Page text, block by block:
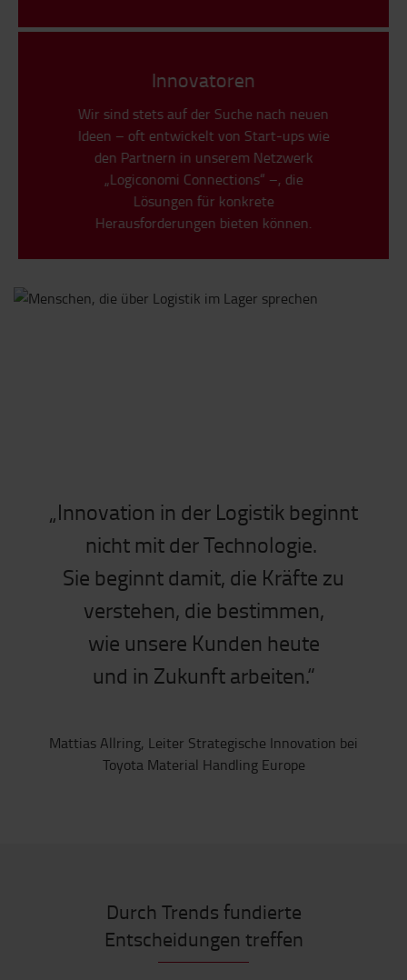
Innovatoren
Wir sind stets auf der Suche nach neuen
Ideen – oft entwickelt von Start-ups wie
den Partnern in unserem Netzwerk
„Logiconomi Connections“ –, die
Lösungen für konkrete
Herausforderungen bieten können.
„Innovation in der Logistik beginnt
nicht mit der Technologie.
Sie beginnt damit, die Kräfte zu
verstehen, die bestimmen,
wie unsere Kunden heute
und in Zukunft arbeiten.“
Mattias Allring, Leiter Strategische Innovation bei
Toyota Material Handling Europe
Durch Trends fundierte
Entscheidungen treffen